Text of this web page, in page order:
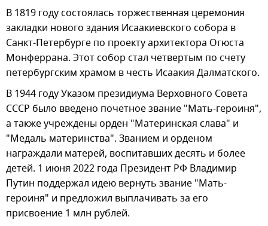
В 1819 году состоялась торжественная церемония
закладки нового здания Исаакиевского собора в
Санкт-Петербурге по проекту архитектора Огюста
Монферрана. Этот собор стал четвертым по счету
петербургским храмом в честь Исаакия Далматского.
В 1944 году Указом президиума Верховного Совета
СССР было введено почетное звание "Мать-героиня",
а также учреждены орден "Материнская слава" и
"Медаль материнства". Званием и орденом
награждали матерей, воспитавших десять и более
детей. 1 июня 2022 года Президент РФ Владимир
Путин поддержал идею вернуть звание "Мать-
героиня" и предложил выплачивать за его
присвоение 1 млн рублей.